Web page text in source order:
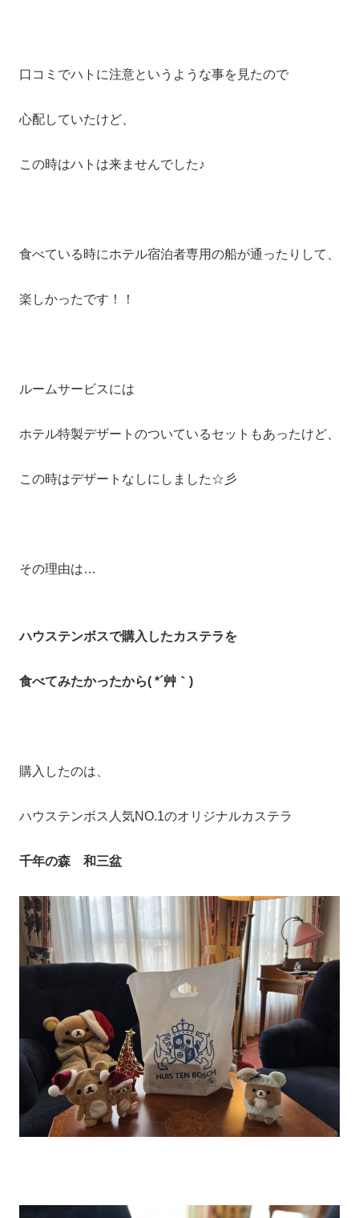
口コミでハトに注意というような事を見たので
心配していたけど、
この時はハトは来ませんでした♪
食べている時にホテル宿泊者専用の船が通ったりして、
楽しかったです！！
ルームサービスには
ホテル特製デザートのついているセットもあったけど、
この時はデザートなしにしました☆彡
その理由は…
ハウステンボスで購入したカステラを
食べてみたかったから( *´艸｀)
購入したのは、
ハウステンボス人気NO.1のオリジナルカステラ
千年の森 和三盆